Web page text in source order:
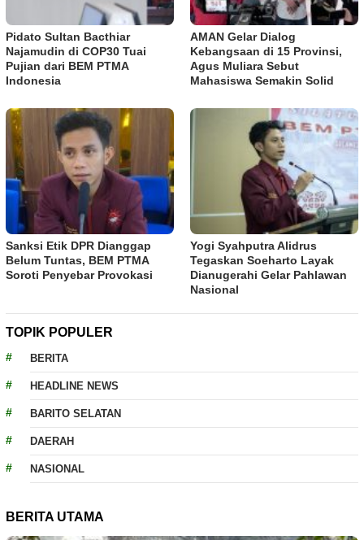
Pidato Sultan Bacthiar
Najamudin di COP30 Tuai
Pujian dari BEM PTMA
Indonesia
AMAN Gelar Dialog
Kebangsaan di 15 Provinsi,
Agus Muliara Sebut
Mahasiswa Semakin Solid
Sanksi Etik DPR Dianggap
Belum Tuntas, BEM PTMA
Soroti Penyebar Provokasi
Yogi Syahputra Alidrus
Tegaskan Soeharto Layak
Dianugerahi Gelar Pahlawan
Nasional
TOPIK POPULER
BERITA
HEADLINE NEWS
BARITO SELATAN
DAERAH
NASIONAL
BERITA UTAMA